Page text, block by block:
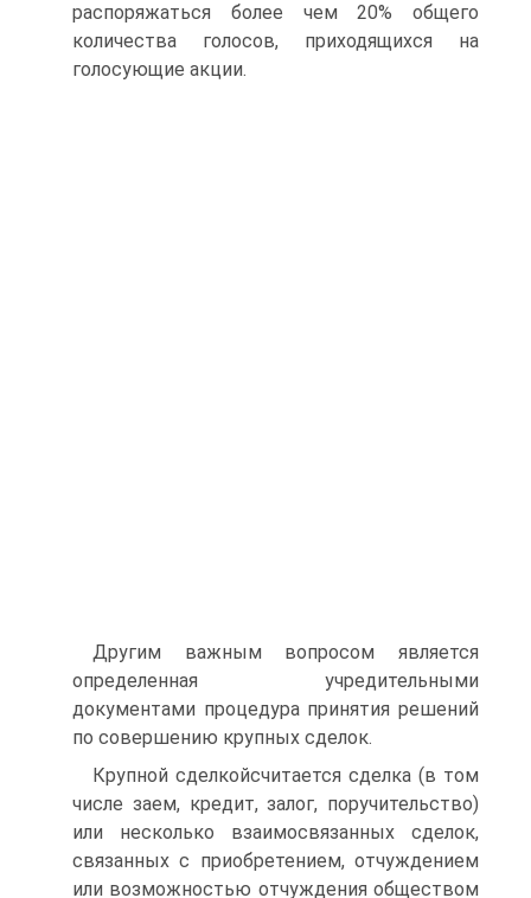
распоряжаться более чем 20% общего
количества голосов, приходящихся на
голосующие акции.
Другим важным вопросом является
определенная учредительными
документами процедура принятия решений
по совершению крупных сделок.
Крупной сделкойсчитается сделка (в том
числе заем, кредит, залог, поручительство)
или несколько взаимосвязанных сделок,
связанных с приобретением, отчуждением
или возможностью отчуждения обществом